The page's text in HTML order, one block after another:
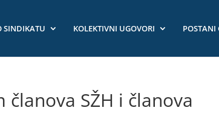
SINDIKATU KOLEKTIVNI UGOVORI POSTANI
SŽH i članova